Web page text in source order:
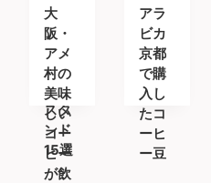
すめ
カフ
ェ＆
コー
ヒー
スタ
ンド
15選
ェ＆
コー
ヒー
スタ
ンド
大
阪・
アメ
村の
美味
しい
コー
ヒー
が飲
アラ
ビカ
京都
で購
入し
たコ
ーヒ
ー豆